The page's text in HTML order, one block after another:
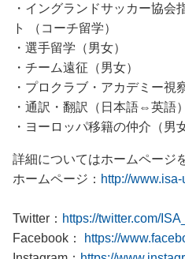
・イングランドサッカー協会
ト （コーチ留学）
・選手留学（男女）
・チーム遠征（男女）
・プロクラブ・アカデミー視
・通訳・翻訳（日本語⇔英
・ヨーロッパ移籍の仲介（男
詳細についてはホームページ
ホームページ： http://
Twitter： https://twitter.com/
Facebook：
https://